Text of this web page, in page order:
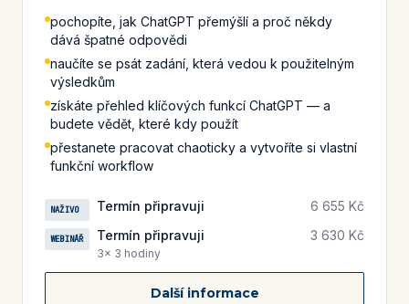
pochopíte, jak ChatGPT přemýšlí a proč někdy
dává špatné odpovědi
naučíte se psát zadání, která vedou k použitelným
výsledkům
získáte přehled klíčových funkcí ChatGPT — a
budete vědět, které kdy použít
přestanete pracovat chaoticky a vytvoříte si vlastní
funkční workflow
NAŽIVO Termín připravuji 6 655 Kč
WEBINÁŘ Termín připravuji
3× 3 hodiny
3 630 Kč
Další informace